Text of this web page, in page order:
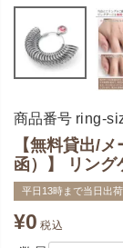
商品番号 ring-
【無料貸出/
函）】 リング
平日13時まで当日出荷
¥0 税込